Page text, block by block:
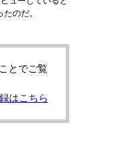
のだ。
とでご覧
はこちら